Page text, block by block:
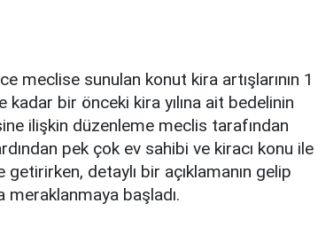
meclise sunulan konut kira artışlarının 1
bir önceki kira yılına ait bedelinin
ilişkin düzenleme meclis tarafından
pek çok ev sahibi ve kiracı konu ile
detaylı bir açıklamanın gelip
başladı.